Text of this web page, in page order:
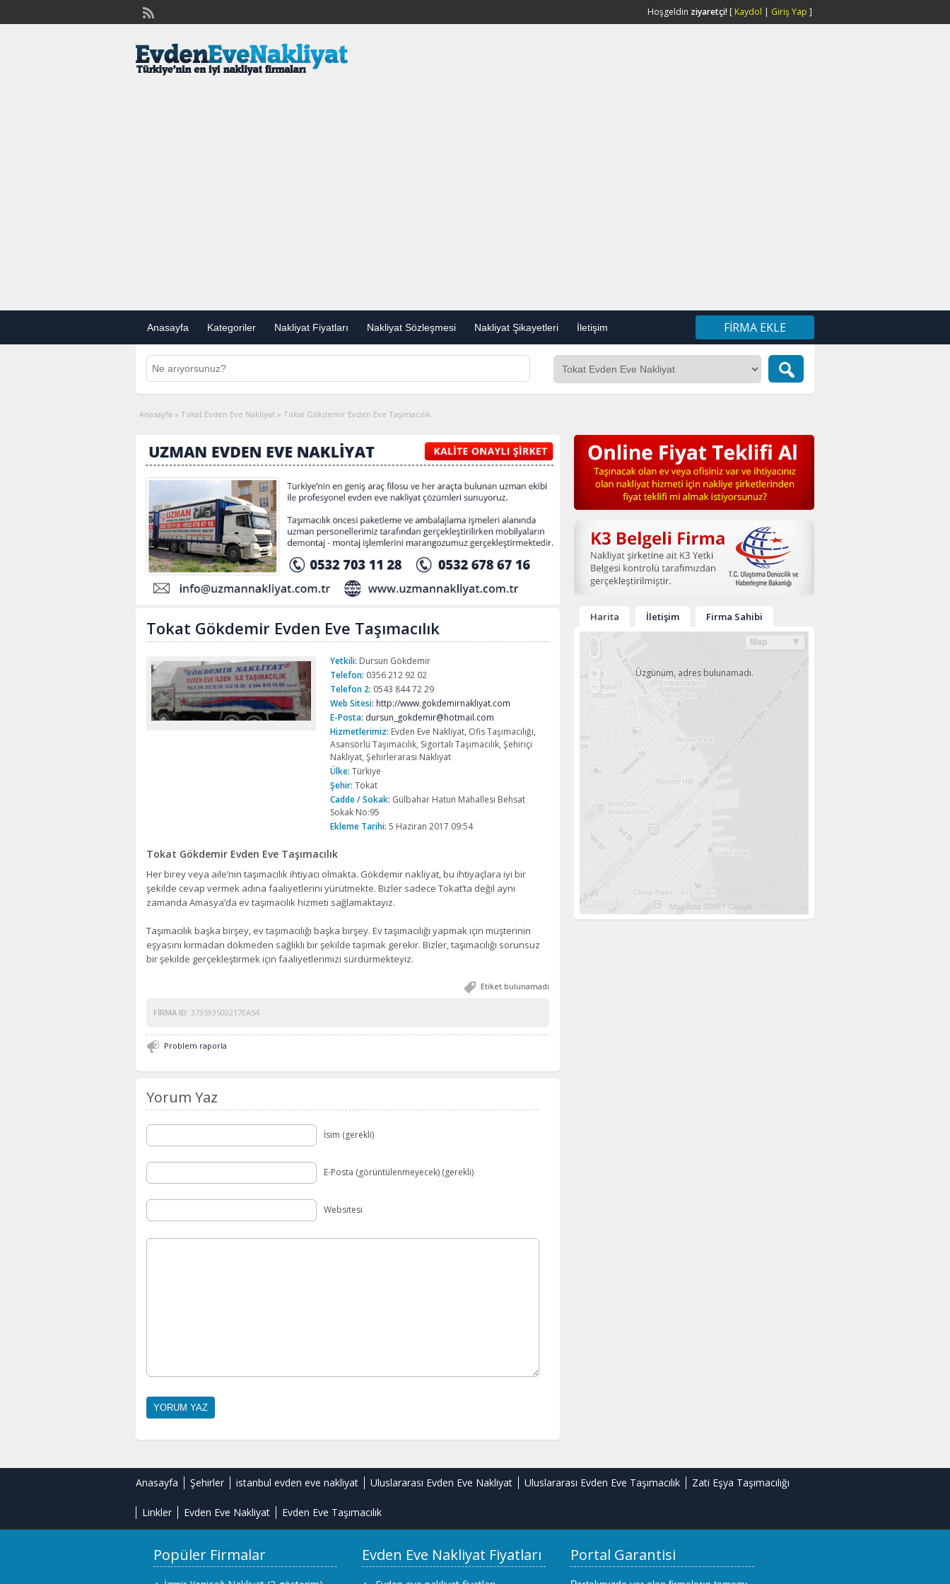
Hoşgeldin ziyaretçi! [ Kaydol | Giriş Yap ]
Anasayfa Kategoriler Nakliyat Fiyatları Nakliyat Sözleşmesi Nakliyat Şikayetleri İletişim FIRMA EKLE
Anasayfa » Tokat Evden Eve Nakliyat » Tokat Gökdemir Evden Eve Taşımacılık
Tokat Gökdemir Evden Eve Taşımacılık
Yetkili: Dursun Gökdemir
Telefon: 0356 212 92 02
Telefon 2: 0543 844 72 29
Web Sitesi: http://www.gokdemirnakliyat.com
E-Posta: dursun_gokdemir@hotmail.com
Hizmetlerimiz: Evden Eve Nakliyat, Ofis Taşımacılığı,
Asansörlü Taşımacılık, Sigortalı Taşımacılık, Şehiriçi
Nakliyat, Şehirlerarası Nakliyat
Ülke: Türkiye
Şehir: Tokat
Cadde / Sokak: Gülbahar Hatun Mahallesi Behsat
Sokak No:95
Ekleme Tarihi: 5 Haziran 2017 09:54
Tokat Gökdemir Evden Eve Taşımacılık
Her birey veya aile’nin taşımacılık ihtiyacı olmakta. Gökdemir nakliyat, bu ihtiyaçlara iyi bir
şekilde cevap vermek adına faaliyetlerini yürütmekte. Bizler sadece Tokat’ta değil aynı
zamanda Amasya’da ev taşımacılık hizmeti sağlamaktayız.
Taşımacılık başka birşey, ev taşımacılığı başka birşey. Ev taşımacılığı yapmak için müşterinin
eşyasını kırmadan dökmeden sağlıklı bir şekilde taşımak gerekir. Bizler, taşımacılığı sorunsuz
bir şekilde gerçekleştirmek için faaliyetlerimizi sürdürmekteyiz.
Etiket bulunamadı
FIRMA ID: 373593500217EA54
Problem raporla
Yorum Yaz
İsim (gerekli)
E-Posta (görüntülenmeyecek) (gerekli)
Websitesi
Harita İletişim Firma Sahibi
Üzgünüm, adres bulunamadı.
Anasayfa Şehirler istanbul evden eve nakliyat Uluslararası Evden Eve Nakliyat Uluslararası Evden Eve Taşımacılık Zati Eşya Taşımacılığı
Linkler Evden Eve Nakliyat Evden Eve Taşımacılık
Popüler Firmalar Evden Eve Nakliyat Fiyatları Portal Garantisi